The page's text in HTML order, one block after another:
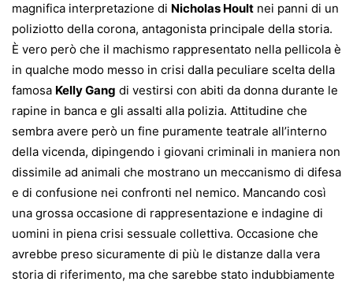
magnifica interpretazione di Nicholas Hoult nei panni di un
poliziotto della corona, antagonista principale della storia.
È vero però che il machismo rappresentato nella pellicola è
in qualche modo messo in crisi dalla peculiare scelta della
famosa Kelly Gang di vestirsi con abiti da donna durante le
rapine in banca e gli assalti alla polizia. Attitudine che
sembra avere però un fine puramente teatrale all’interno
della vicenda, dipingendo i giovani criminali in maniera non
dissimile ad animali che mostrano un meccanismo di difesa
e di confusione nei confronti nel nemico. Mancando così
una grossa occasione di rappresentazione e indagine di
uomini in piena crisi sessuale collettiva. Occasione che
avrebbe preso sicuramente di più le distanze dalla vera
storia di riferimento, ma che sarebbe stato indubbiamente